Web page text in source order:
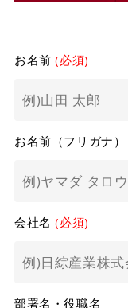
お名前(必須)
お名前（フリガナ）
会社名(必須)
部署名・役職名